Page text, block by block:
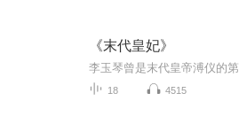
《末代皇妃》
18 4515